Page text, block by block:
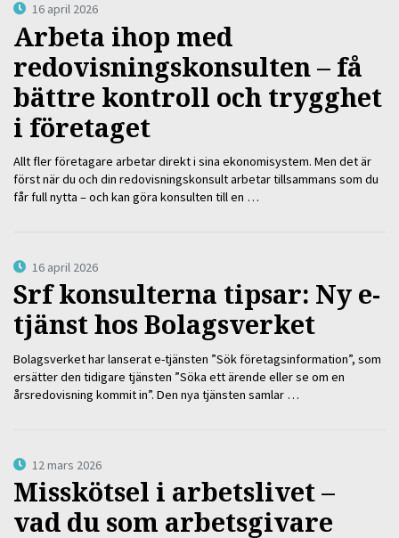
16 april 2026
Arbeta ihop med
redovisningskonsulten – få
bättre kontroll och trygghet
i företaget
Allt fler företagare arbetar direkt i sina ekonomisystem. Men det är
först när du och din redovisningskonsult arbetar tillsammans som du
får full nytta – och kan göra konsulten till en …
16 april 2026
Srf konsulterna tipsar: Ny e-
tjänst hos Bolagsverket
Bolagsverket har lanserat e-tjänsten ”Sök företagsinformation”, som
ersätter den tidigare tjänsten ”Söka ett ärende eller se om en
årsredovisning kommit in”. Den nya tjänsten samlar …
12 mars 2026
Misskötsel i arbetslivet –
vad du som arbetsgivare